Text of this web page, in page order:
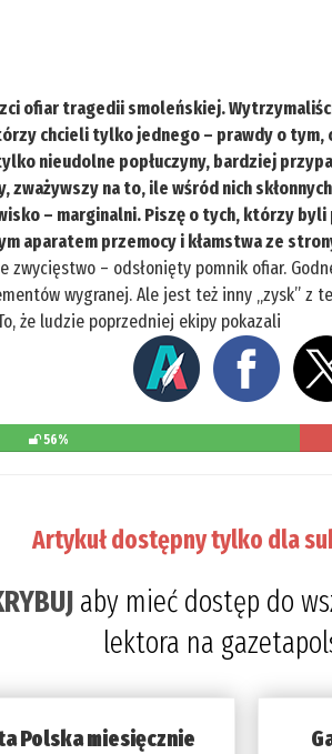
ofiar tragedii smoleńskiej.
chcieli tylko jednego – prawdy o tym,
nieudolne popłuczyny, bardziej
zważywszy na to, ile wśród nich
– marginalni. Piszę o tych, którzy
aparatem przemocy i kłamstwa ze
zwycięstwo – odsłonięty pomnik ofiar.
wygranej. Ale jest też inny „zysk” z
że ludzie poprzedniej ekipy pokazali
56%
Artykuł dostępny tylko dla
aby mieć dostęp do
lektora na
Polska miesięcznie